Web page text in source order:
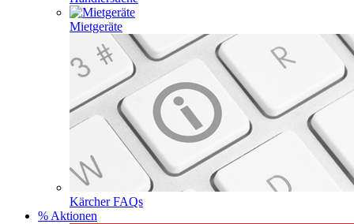
Mietgeräte
Kärcher FAQs
% Aktionen